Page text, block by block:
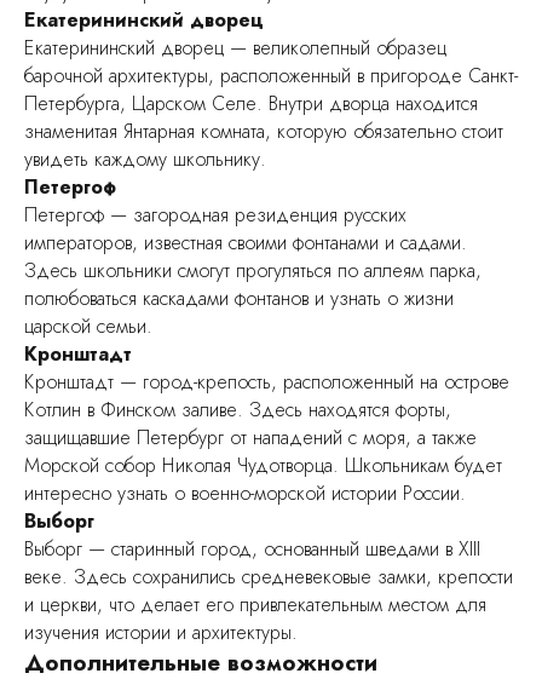
Екатерининский дворец
Екатерининский дворец — великолепный образец
барочной архитектуры, расположенный в пригороде Санкт-
Петербурга, Царском Селе. Внутри дворца находится
знаменитая Янтарная комната, которую обязательно стоит
увидеть каждому школьнику.
Петергоф
Петергоф — загородная резиденция русских
императоров, известная своими фонтанами и садами.
Здесь школьники смогут прогуляться по аллеям парка,
полюбоваться каскадами фонтанов и узнать о жизни
царской семьи.
Кронштадт
Кронштадт — город-крепость, расположенный на острове
Котлин в Финском заливе. Здесь находятся форты,
защищавшие Петербург от нападений с моря, а также
Морской собор Николая Чудотворца. Школьникам будет
интересно узнать о военно-морской истории России.
Выборг
Выборг — старинный город, основанный шведами в XIII
веке. Здесь сохранились средневековые замки, крепости
и церкви, что делает его привлекательным местом для
изучения истории и архитектуры.
Дополнительные возможности
Школьные экскурсии